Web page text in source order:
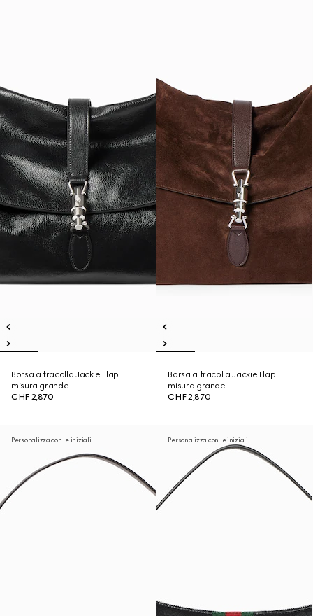
Borsa a tracolla Jackie Flap
misura grande
CHF 2,870
Borsa a tracolla Jackie Flap
misura grande
CHF 2,870
Personalizza con le iniziali Personalizza con le iniziali